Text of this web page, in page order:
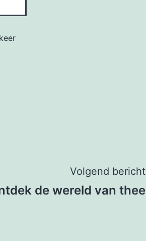
Volgend bericht
de wereld van thee